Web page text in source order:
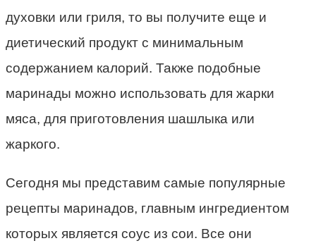
духовки или гриля, то вы получите еще и
диетический продукт с минимальным
содержанием калорий. Также подобные
маринады можно использовать для жарки
мяса, для приготовления шашлыка или
жаркого.
Сегодня мы представим самые популярные
рецепты маринадов, главным ингредиентом
которых является соус из сои. Все они